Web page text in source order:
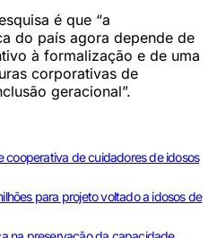
é que “a
do país agora depende de
à formalização e de uma
corporativas de
geracional”.
cooperativa de cuidadores de idosos
para projeto voltado a idosos de